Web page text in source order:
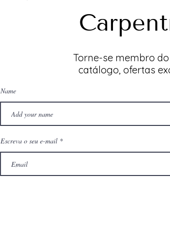
Torne-se membro
catálogo, ofertas
Name
Escreva o seu e-mail